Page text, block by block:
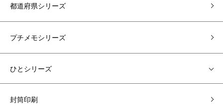
都道府県シリーズ
プチメモシリーズ
ひとシリーズ
封筒印刷